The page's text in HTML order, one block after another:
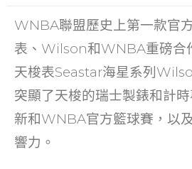
e
b
o
o
k
er l
h
at
WNBA聯盟歷史上第一款官
表、Wilson和WNBA重磅合
天梭表Seastar海星系列
突顯了天梭的瑞士製錶和計
新和WNBA官方籃球賽，以
響力。